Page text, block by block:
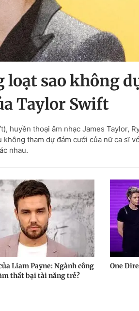
loạt sao không
Taylor Swift
huyền thoại âm nhạc James Taylor,
tham dự đám cưới của nữ ca sĩ
nhau.
Liam Payne: Ngành công
thất bại tài năng trẻ?
One